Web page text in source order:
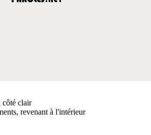
côté clair
revenant à l'intérieur